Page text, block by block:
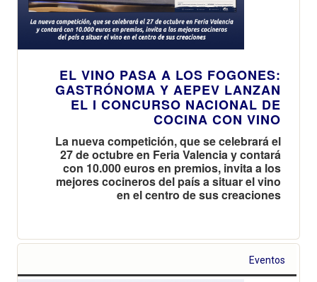
EL VINO PASA A LOS FOGONES:
GASTRÓNOMA Y AEPEV LANZAN
EL I CONCURSO NACIONAL DE
COCINA CON VINO
La nueva competición, que se celebrará el
27 de octubre en Feria Valencia y contará
con 10.000 euros en premios, invita a los
mejores cocineros del país a situar el vino
en el centro de sus creaciones
Eventos